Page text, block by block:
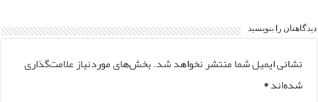
دیدگاهتان را بنویسید
نشانی ایمیل شما منتشر نخواهد شد.بخش‌های موردنیاز علامت‌گذاری
شده‌اند*